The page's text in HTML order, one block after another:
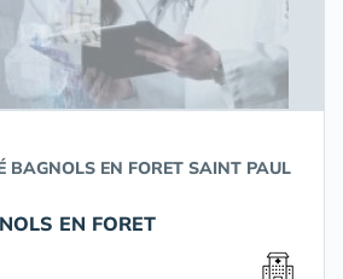
BAGNOLS EN FORET SAINT PAUL
EN FORET